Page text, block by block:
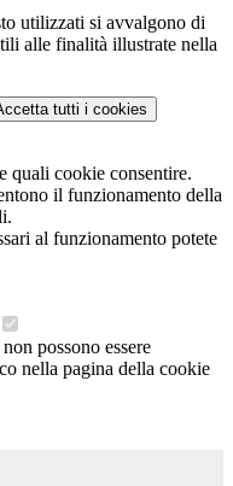
utilizzati si avvalgono di
alle finalità illustrate nella
tutti i cookies
quali cookie consentire.
il funzionamento della
al funzionamento potete
possono essere
nella pagina della cookie